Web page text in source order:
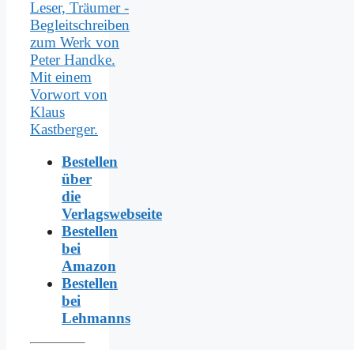
Bestellen
über
die
Verlagswebseite
Bestellen
bei
Amazon
Bestellen
bei
Lehmanns